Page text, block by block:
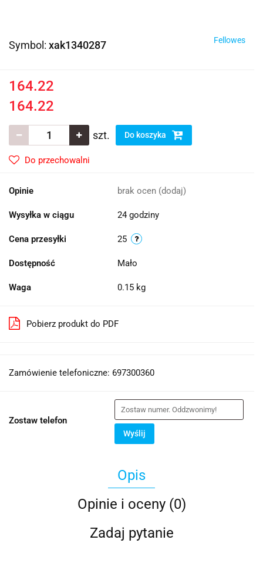
Symbol: xak1340287 Fellowes
164.22
164.22
szt. Do koszyka
Do przechowalni
Opinie brak ocen (dodaj)
Wysyłka w ciągu 24 godziny
Cena przesyłki 25
Dostępność Mało
Waga 0.15 kg
Pobierz produkt do PDF
Zamówienie telefoniczne: 697300360
Zostaw telefon
Wyślij
Opis
Opinie i oceny (0)
Zadaj pytanie